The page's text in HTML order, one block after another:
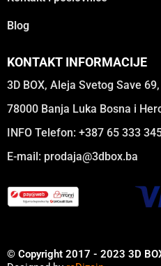
Blog
KONTAKT INFORMACIJE
3D BOX, Aleja Svetog Save
78000 Banja Luka Bosna i
INFO Telefon: +387 65 333
E-mail: prodaja@3dbox.ba
© Copyright 2017 - 2023 3D